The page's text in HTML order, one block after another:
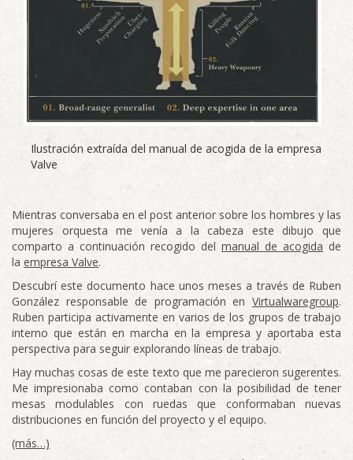
Ilustración extraída del manual de acogida de la empresa
Valve
Mientras conversaba en el post anterior sobre los hombres y las
mujeres orquesta me venía a la cabeza este dibujo que
comparto a continuación recogido del manual de acogida de
la empresa Valve.
Descubrí este documento hace unos meses a través de Ruben
González responsable de programación en Virtualwaregroup.
Ruben participa activamente en varios de los grupos de trabajo
interno que están en marcha en la empresa y aportaba esta
perspectiva para seguir explorando líneas de trabajo.
Hay muchas cosas de este texto que me parecieron sugerentes.
Me impresionaba como contaban con la posibilidad de tener
mesas modulables con ruedas que conformaban nuevas
distribuciones en función del proyecto y el equipo.
(más…)